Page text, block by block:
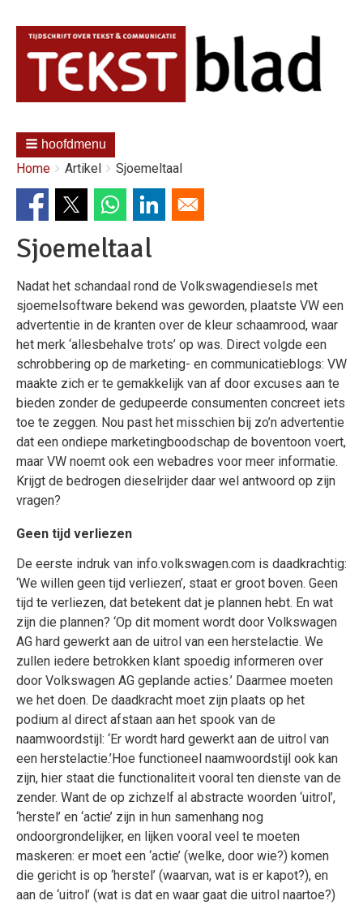
hoofdmenu
Kruimelpad
You
here:
Home Artikel Sjoemeltaal
Sjoemeltaal
Nadat het schandaal rond de Volkswagendiesels met
sjoemelsoftware bekend was geworden, plaatste VW een
advertentie in de kranten over de kleur schaamrood, waar
het merk ‘allesbehalve trots’ op was. Direct volgde een
schrobbering op de marketing- en communicatieblogs: VW
maakte zich er te gemakkelijk van af door excuses aan te
bieden zonder de gedupeerde consumenten concreet iets
toe te zeggen. Nou past het misschien bij zo’n advertentie
dat een ondiepe marketingboodschap de boventoon voert,
maar VW noemt ook een webadres voor meer informatie.
Krijgt de bedrogen dieselrijder daar wel antwoord op zijn
vragen?
Geen tijd verliezen
De eerste indruk van info.volkswagen.com is daadkrachtig:
‘We willen geen tijd verliezen’, staat er groot boven. Geen
tijd te verliezen, dat betekent dat je plannen hebt. En wat
zijn die plannen? ‘Op dit moment wordt door Volkswagen
AG hard gewerkt aan de uitrol van een herstelactie. We
zullen iedere betrokken klant spoedig informeren over
door Volkswagen AG geplande acties.’ Daarmee moeten
we het doen. De daadkracht moet zijn plaats op het
podium al direct afstaan aan het spook van de
naamwoordstijl: ‘Er wordt hard gewerkt aan de uitrol van
een herstelactie.’Hoe functioneel naamwoordstijl ook kan
zijn, hier staat die functionaliteit vooral ten dienste van de
zender. Want de op zichzelf al abstracte woorden ‘uitrol’,
‘herstel’ en ‘actie’ zijn in hun samenhang nog
ondoorgrondelijker, en lijken vooral veel te moeten
maskeren: er moet een ‘actie’ (welke, door wie?) komen
die gericht is op ‘herstel’ (waarvan, wat is er kapot?), en
aan de ‘uitrol’ (wat is dat en waar gaat die uitrol naartoe?)